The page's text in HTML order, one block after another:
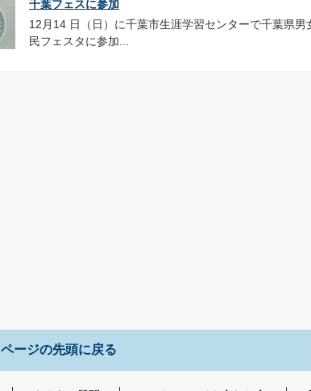
千葉フェスに参加
12月14 日（日）に千葉市生涯学習センターで千葉県
民フェスタに参加...
ページの先頭に戻る